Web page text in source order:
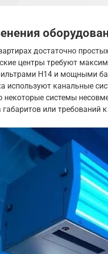
достаточно
центры требуют
H14 и мощными
используют канальные
некоторые системы
габаритов или требований